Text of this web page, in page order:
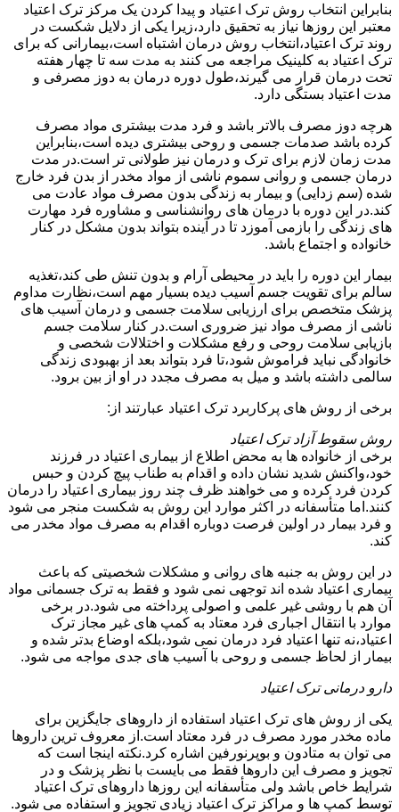
بنابراین انتخاب روش ترک اعتیاد و پیدا کردن یک مرکز ترک اعتیاد
معتبر این روزها نیاز به تحقیق دارد،زیرا یکی از دلایل شکست در
روند ترک اعتیاد،انتخاب روش درمان اشتباه است،بیمارانی که برای
ترک اعتیاد به کلینیک مراجعه می کنند به مدت سه تا چهار هفته
تحت درمان قرار می گیرند،طول دوره درمان به دوز مصرفی و
مدت اعتیاد بستگی دارد.
هرچه دوز مصرف بالاتر باشد و فرد مدت بیشتری مواد مصرف
کرده باشد صدمات جسمی و روحی بیشتری دیده است،بنابراین
مدت زمان لازم برای ترک و درمان نیز طولانی تر است.در مدت
درمان جسمی و روانی سموم ناشی از مواد مخدر از بدن فرد خارج
شده (سم زدایی) و بیمار به زندگی بدون مصرف مواد عادت می
کند.در این دوره با درمان های روانشناسی و مشاوره فرد مهارت
های زندگی را بازمی آموزد تا در آینده بتواند بدون مشکل در کنار
خانواده و اجتماع باشد.
بیمار این دوره را باید در محیطی آرام و بدون تنش طی کند،تغذیه
سالم برای تقویت جسم آسیب دیده بسیار مهم است،نظارت مداوم
پزشک متخصص برای ارزیابی سلامت جسمی و درمان آسیب های
ناشی از مصرف مواد نیز ضروری است.در کنار سلامت جسم
بازیابی سلامت روحی و رفع مشکلات و اختلالات شخصی و
خانوادگی نباید فراموش شود،تا فرد بتواند بعد از بهبودی زندگی
سالمی داشته باشد و میل به مصرف مجدد در او از بین برود.
برخی از روش های پرکاربرد ترک اعتیاد عبارتند از:
روش سقوط آزاد ترک اعتیاد
برخی از خانواده ها به محض اطلاع از بیماری اعتیاد در فرزند
خود،واکنش شدید نشان داده و اقدام به طناب پیچ کردن و حبس
کردن فرد کرده و می خواهند ظرف چند روز بیماری اعتیاد را درمان
کنند.اما متأسفانه در اکثر موارد این روش به شکست منجر می شود
و فرد بیمار در اولین فرصت دوباره اقدام به مصرف مواد مخدر می
کند.
در این روش به جنبه های روانی و مشکلات شخصیتی که باعث
بیماری اعتیاد شده اند توجهی نمی شود و فقط به ترک جسمانی مواد
آن هم با روشی غیر علمی و اصولی پرداخته می شود.در برخی
موارد با انتقال اجباری فرد معتاد به کمپ های غیر مجاز ترک
اعتیاد،نه تنها اعتیاد فرد درمان نمی شود،بلکه اوضاع بدتر شده و
بیمار از لحاظ جسمی و روحی با آسیب های جدی مواجه می شود.
دارو درمانی ترک اعتیاد
یکی از روش های ترک اعتیاد استفاده از داروهای جایگزین برای
ماده مخدر مورد مصرف در فرد معتاد است.از معروف ترین داروها
می توان به متادون و بوپرنورفین اشاره کرد.نکته اینجا است که
تجویز و مصرف این داروها فقط می بایست با نظر پزشک و در
شرایط خاص باشد ولی متأسفانه این روزها داروهای ترک اعتیاد
توسط کمپ ها و مراکز ترک اعتیاد زیادی تجویز و استفاده می شود.